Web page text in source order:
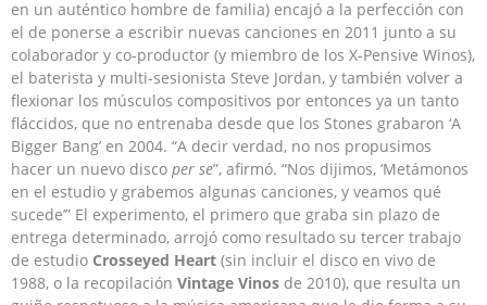
en un auténtico hombre de familia) encajó a la perfección con
el de ponerse a escribir nuevas canciones en 2011 junto a su
colaborador y co-productor (y miembro de los X-Pensive Winos),
el baterista y multi-sesionista Steve Jordan, y también volver a
flexionar los músculos compositivos por entonces ya un tanto
fláccidos, que no entrenaba desde que los Stones grabaron ‘A
Bigger Bang’ en 2004. “A decir verdad, no nos propusimos
hacer un nuevo disco per se”, afirmó. “Nos dijimos, ‘Metámonos
en el estudio y grabemos algunas canciones, y veamos qué
sucede’” El experimento, el primero que graba sin plazo de
entrega determinado, arrojó como resultado su tercer trabajo
de estudio Crosseyed Heart (sin incluir el disco en vivo de
1988, o la recopilación Vintage Vinos de 2010), que resulta un